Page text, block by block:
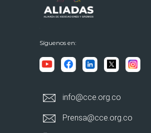
Síguenos en:
info@cce.org.co
Prensa@cce.org.co